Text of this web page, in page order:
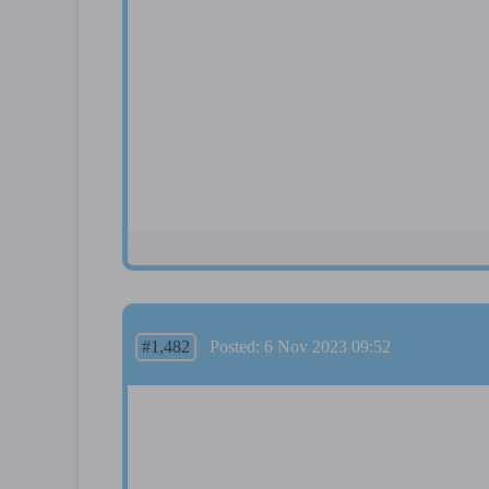
#1,482 Posted: 6 Nov 2023 09:52